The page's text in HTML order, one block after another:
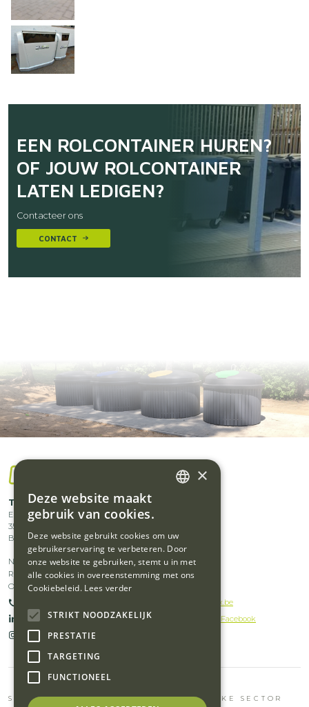
EEN ROLCONTAINER HUREN?
OF JOUW ROLCONTAINER
LATEN LEDIGEN?
Contacteer ons
CONTACT
Traflux bv
Europark 1003
3530
België
menu
middle
left
Footer
menu
middle
right
Nieuws
Referenties
Over ons
Footer
Jobs
Afvalstromen
info@traflux.be
Volg ons op Linkedin
Volg ons op Facebook
Volg ons op Instagram
SLIMME AFVALOPLOSSINGEN VOOR ELKE SECTOR
×
Deze website maakt
gebruik van cookies.
Deze website gebruikt cookies om uw
gebruikerservaring te verbeteren. Door
onze website te gebruiken, stemt u in met
alle cookies in overeenstemming met ons
Cookiebeleid. Lees verder
STRIKT NOODZAKELIJK
PRESTATIE
TARGETING
FUNCTIONEEL